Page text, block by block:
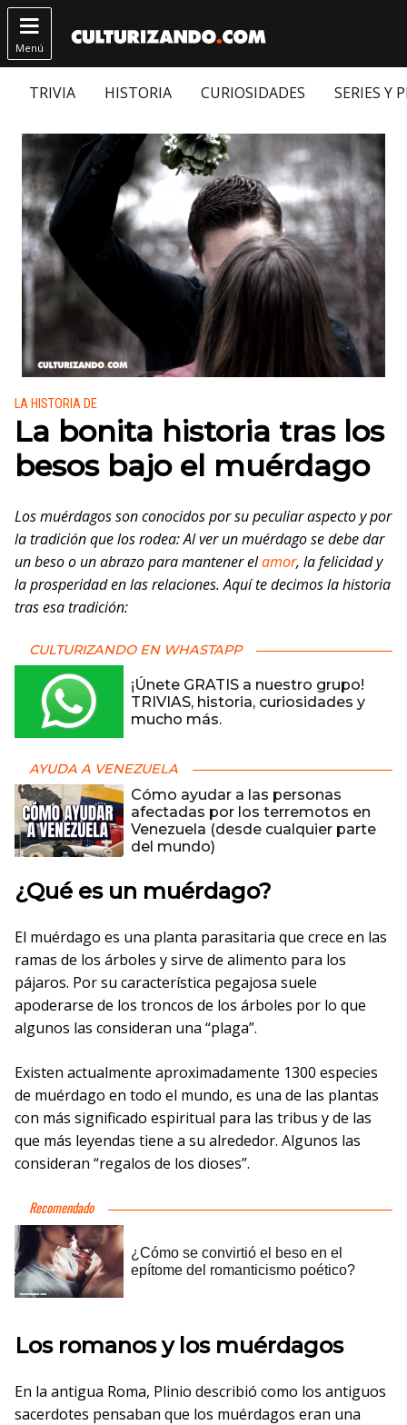

Menú
TRIVIA HISTORIA CURIOSIDADES SERIES Y
Publicado en:
LA HISTORIA DE
La bonita historia tras los
besos bajo el muérdago
Los muérdagos son conocidos por su peculiar aspecto y por
la tradición que los rodea: Al ver un muérdago se debe dar
un beso o un abrazo para mantener elamor, la felicidad y
la prosperidad en las relaciones. Aquí te decimos la historia
tras esa tradición:
CULTURIZANDO EN WHASTAPP
¡Únete GRATIS a nuestro grupo!
TRIVIAS, historia, curiosidades y
mucho más.
AYUDA A VENEZUELA
Cómo ayudar a las personas
afectadas por los terremotos en
Venezuela (desde cualquier parte
del mundo)
¿Qué es un muérdago?
El muérdago es una planta parasitaria que crece en las
ramas de los árboles y sirve de alimento para los
pájaros. Por su característica pegajosa suele
apoderarse de los troncos de los árboles por lo que
algunos las consideran una “plaga”.
Existen actualmente aproximadamente 1300 especies
de muérdago en todo el mundo, es una de las plantas
con más significado espiritual para las tribus y de las
que más leyendas tiene a su alrededor. Algunos las
consideran “regalos de los dioses”.
Los romanos y los muérdagos
En la antigua Roma, Plinio describió como los antiguos
sacerdotes pensaban que los muérdagos eran una